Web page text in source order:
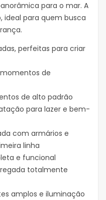
para o mar. A
ideal para quem busca
perfeitas para criar
de
de alto padrão
para lazer e bem-
com armários e
linha
e funcional
totalmente
amplos e iluminação